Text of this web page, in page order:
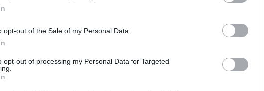
opt-out of the Sale of my Personal Data.
opt-out of processing my Personal Data for Targeted
ΑΝΑΓΚΑΣΕ ΤΟΝ
2024 13 Δεκεμβρίου 2024